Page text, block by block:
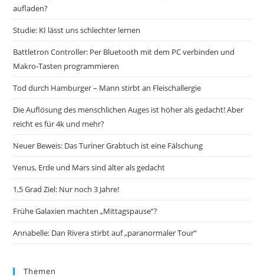
aufladen?
Studie: KI lässt uns schlechter lernen
Battletron Controller: Per Bluetooth mit dem PC verbinden und
Makro-Tasten programmieren
Tod durch Hamburger – Mann stirbt an Fleischallergie
Die Auflösung des menschlichen Auges ist höher als gedacht! Aber
reicht es für 4k und mehr?
Neuer Beweis: Das Turiner Grabtuch ist eine Fälschung
Venus, Erde und Mars sind älter als gedacht
1,5 Grad Ziel: Nur noch 3 Jahre!
Frühe Galaxien machten „Mittagspause“?
Annabelle: Dan Rivera stirbt auf „paranormaler Tour“
Themen